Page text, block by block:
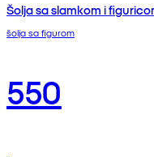
Šolja sa slamkom i
šolja sa figurom
550